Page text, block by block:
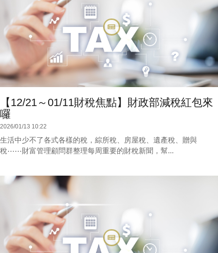
【12/21～01/11財稅焦點】財政部減稅紅包來
囉
2026/01/13 10:22
生活中少不了各式各樣的稅，綜所稅、房屋稅、遺產稅、贈與
稅⋯⋯財富管理顧問群整理每周重要的財稅新聞，幫...